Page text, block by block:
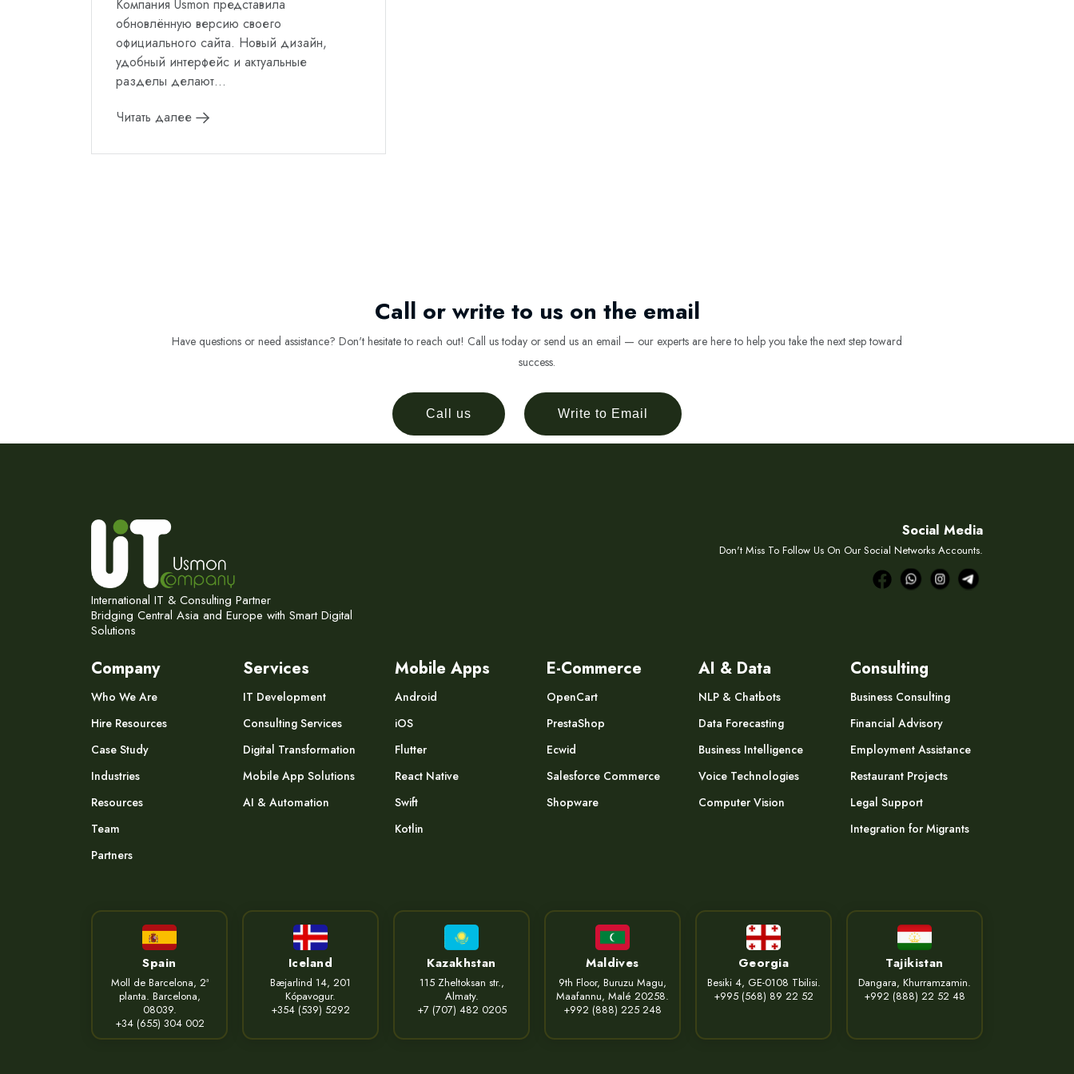
Компания Usmon представила
обновлённую версию своего
официального сайта. Новый дизайн,
удобный интерфейс и актуальные
разделы делают...
Читать далее
Call or write to us on the email
Have questions or need assistance? Don't hesitate to reach out! Call us today or send us an email — our experts are here to help you take the next step toward
success.
Call us Write to Email
International IT & Consulting Partner
Bridging Central Asia and Europe with Smart Digital
Solutions
Social Media
Don't Miss To Follow Us On Our Social Networks Accounts.
Company
Who We Are
Hire Resources
Case Study
Industries
Resources
Team
Partners
Services
IT Development
Consulting Services
Digital Transformation
Mobile App Solutions
AI & Automation
Mobile Apps
Android
iOS
Flutter
React Native
Swift
Kotlin
E-Commerce
OpenCart
PrestaShop
Ecwid
Salesforce Commerce
Shopware
AI & Data
NLP & Chatbots
Data Forecasting
Business Intelligence
Voice Technologies
Computer Vision
Consulting
Business Consulting
Financial Advisory
Employment Assistance
Restaurant Projects
Legal Support
Integration for Migrants
Spain
Moll de Barcelona, 2ª
planta. Barcelona,
08039.
+34 (655) 304 002
Iceland
Bæjarlind 14, 201
Kópavogur.
+354 (539) 5292
Kazakhstan
115 Zheltoksan str.,
Almaty.
+7 (707) 482 0205
Maldives
9th Floor, Buruzu Magu,
Maafannu, Malé 20258.
+992 (888) 225 248
Georgia
Besiki 4, GE-0108 Tbilisi.
+995 (568) 89 22 52
Tajikistan
Dangara, Khurramzamin.
+992 (888) 22 52 48